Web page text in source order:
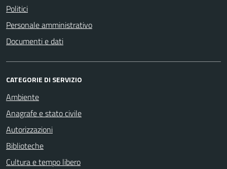
Politici
Personale amministrativo
Documenti e dati
CATEGORIE DI SERVIZIO
Ambiente
Anagrafe e stato civile
Autorizzazioni
Biblioteche
Cultura e tempo libero